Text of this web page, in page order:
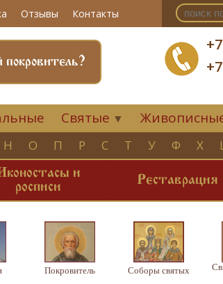
Отзывы Контакты
Святые ▼
Н О П Р С Т У Ф Х
и
росписи
Реставрация
Покровитель Соборы святых